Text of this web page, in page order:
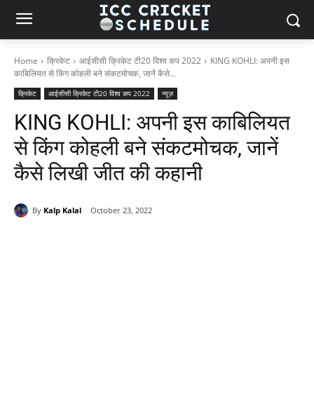
Home क्रिकेट आईसीसी क्रिकेट टी20 विश्व कप 2022
KING KOHLI: अपनी इस
काबिलियत से किंग कोहली बने संकटमोचक, जानें कैसे...
क्रिकेट आईसीसी क्रिकेट टी20 विश्व कप 2022 न्यूज़
KING KOHLI: अपनी इस काबिलियत
से किंग कोहली बने संकटमोचक, जानें
कैसे लिखी जीत की कहानी
By Kalp Kalal October 23, 2022